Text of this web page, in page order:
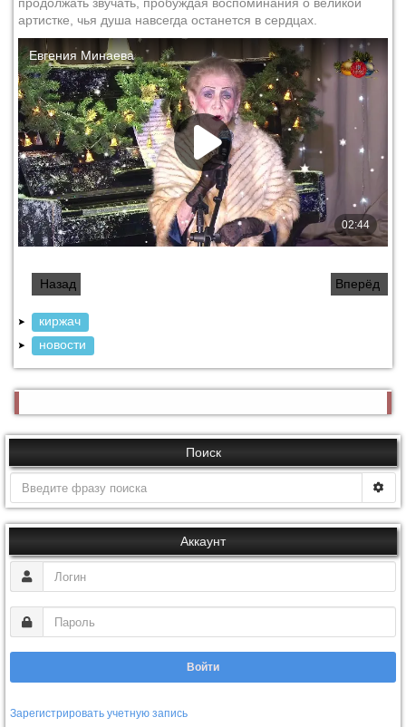
артистке, чья душа навсегда останется в сердцах.
Назад Вперёд
киржач
новости
Поиск
Аккаунт
Войти
Зарегистрировать учетную запись